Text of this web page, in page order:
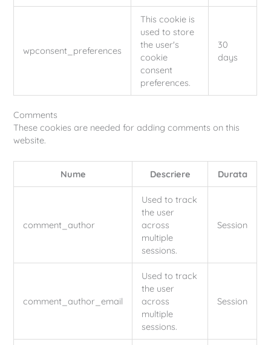
wpconsent_preferences
This cookie is
used to store
the user's
cookie
consent
preferences.
30
days
Comments
These cookies are needed for adding comments on this
website.
Nume Descriere Durata
comment_author
Used to track
the user
across
multiple
sessions.
Session
comment_author_email
Used to track
the user
across
multiple
sessions.
Session